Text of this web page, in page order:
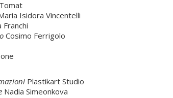
Isidora Vincentelli
Franchi
Cosimo Ferrigolo
Plastikart Studio
Nadia Simeonkova